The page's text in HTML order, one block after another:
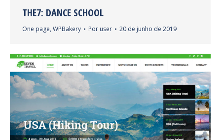
THE7: DANCE SCHOOL
One page, WPBakery Por user 20 de junho de 2019